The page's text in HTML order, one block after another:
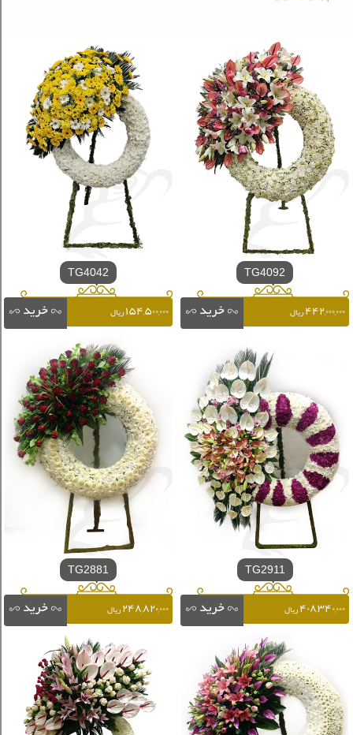
TG4092
۴۴۲,۰۰۰,۰۰۰ریال
TG4042
۱۵۴,۵۰۰,۰۰۰ریال
TG2911
۴۰۸,۳۴۰,۰۰۰ریال
TG2881
۲۴۸,۸۲۰,۰۰۰ریال